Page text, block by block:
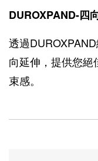
DUROXPAND-四
透過
向延伸，提供您
束感。